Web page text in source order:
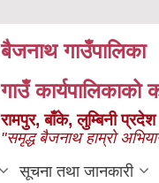
बैजनाथ गाउँपालिका
गाउँ कार्यपालिकाको
रामपुर, बाँके, लुम्बिनी प्रदेश
"समृद्ध बैजनाथ हाम्रो
सूचना तथा जानकारी